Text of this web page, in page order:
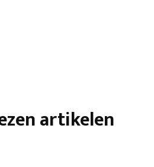
artikelen